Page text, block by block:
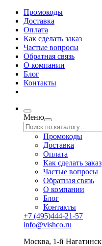
Промокоды
Доставка
Оплата
Как сделать заказ
Частые вопросы
Обратная связь
О компании
Блог
Контакты
Меню
Промокоды
Доставка
Оплата
Как сделать заказ
Частые вопросы
Обратная связь
О компании
Блог
Контакты
+7 (495)444-21-57
info@vishco.ru
Москва, 1-й